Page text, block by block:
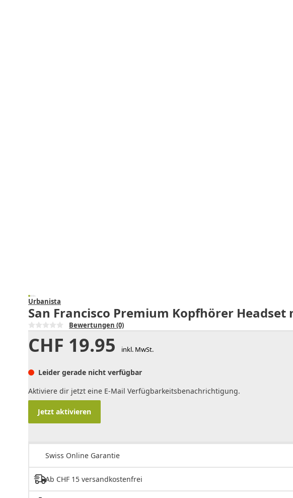
Urbanista
San Francisco Premium Kopfhörer
Bewertungen (0)
CHF 19.95 inkl. MwSt.
Leider gerade nicht verfügbar
Aktiviere dir jetzt eine E-Mail Verfügbarkeitsbenachrichtigung.
Jetzt aktivieren
Swiss Online Garantie
Ab CHF 15 versandkostenfrei